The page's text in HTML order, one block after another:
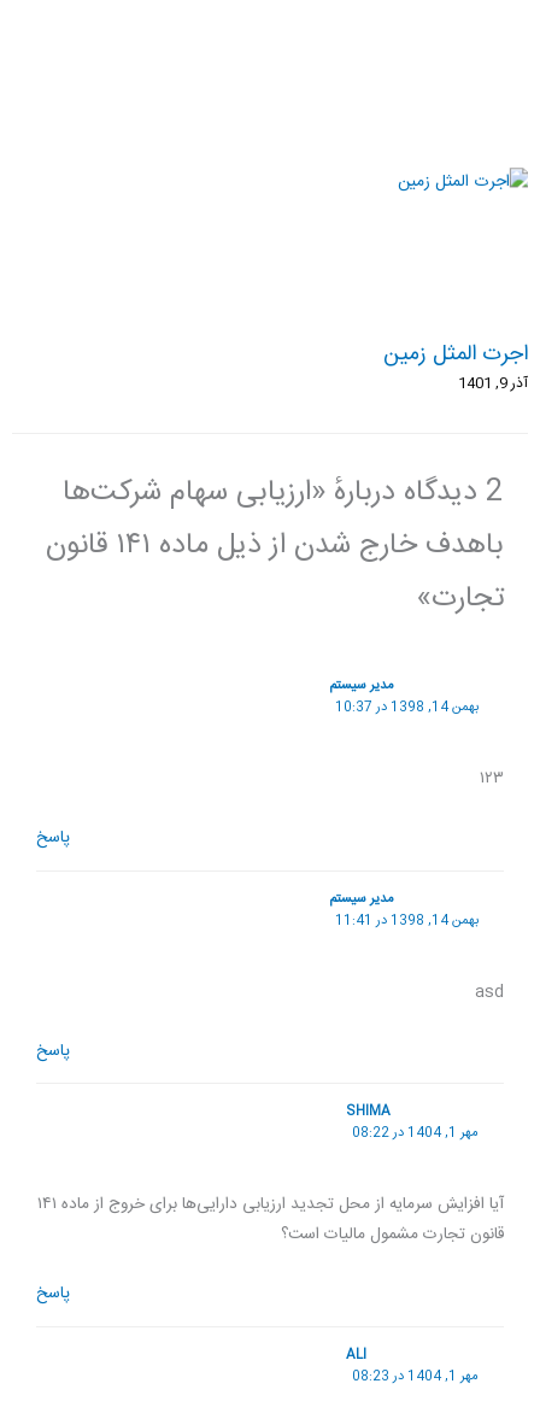
اجرت المثل زمین
آذر 9, 1401
2 دیدگاه دربارهٔ «ارزیابی سهام شرکت‌ها
باهدف خارج شدن از ذیل ماده ۱۴۱ قانون
تجارت»
مدیر سیستم
بهمن 14, 1398 در 10:37
۱۲۳
پاسخ
مدیر سیستم
بهمن 14, 1398 در 11:41
asd
پاسخ
SHIMA
مهر 1, 1404 در 08:22
آیا افزایش سرمایه از محل تجدید ارزیابی دارایی‌ها برای خروج از ماده ۱۴۱
قانون تجارت مشمول مالیات است؟
پاسخ
ALI
مهر 1, 1404 در 08:23